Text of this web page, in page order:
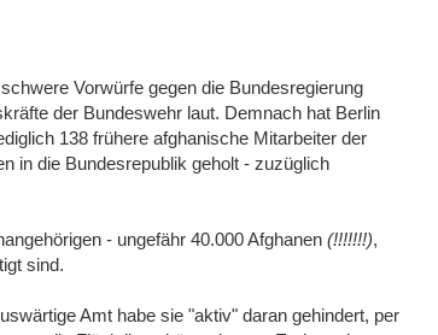
Vorwürfe gegen die Bundesregierung
der Bundeswehr laut. Demnach hat Berlin
138 frühere afghanische Mitarbeiter der
in die Bundesrepublik geholt - zuzüglich
- ungefähr 40.000 Afghanen (!!!!!!!),
sind.
Amt habe sie "aktiv" daran gehindert, per